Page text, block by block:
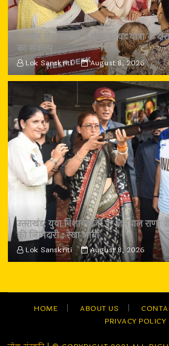
‘सम्मान सेतु’ शिविर में गूंजा कांवड़ यात्रा के
का संकल्प
Lok Sanskriti August 8, 2026
उत्तराखंड: युवा निशानेबाजों पर जसपाल
की जिम्मेदारी : रेखा आर्या
Lok Sanskriti August 8, 2026
HOME ABOUT US
PRIVACY POLICY